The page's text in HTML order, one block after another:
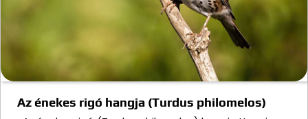
Az énekes rigó hangja (Turdus philomelos)